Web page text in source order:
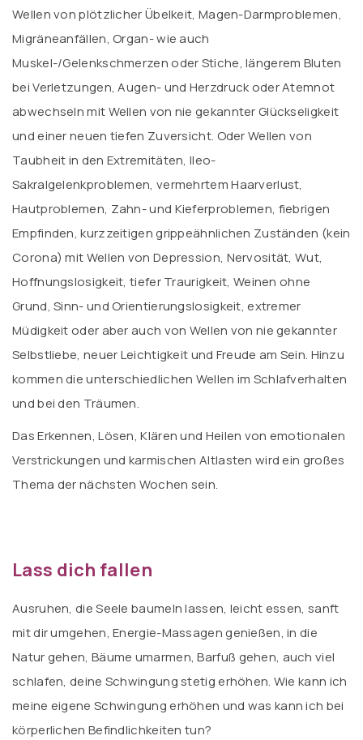
Wellen von plötzlicher Übelkeit, Magen-Darmproblemen,
Migräneanfällen, Organ- wie auch
Muskel-/Gelenkschmerzen oder Stiche, längerem Bluten
bei Verletzungen, Augen- und Herzdruck oder Atemnot
abwechseln mit Wellen von nie gekannter Glückseligkeit
und einer neuen tiefen Zuversicht. Oder Wellen von
Taubheit in den Extremitäten, Ileo-
Sakralgelenkproblemen, vermehrtem Haarverlust,
Hautproblemen, Zahn- und Kieferproblemen, fiebrigen
Empfinden, kurzzeitigen grippeähnlichen Zuständen (kein
Corona) mit Wellen von Depression, Nervosität, Wut,
Hoffnungslosigkeit, tiefer Traurigkeit, Weinen ohne
Grund, Sinn- und Orientierungslosigkeit, extremer
Müdigkeit oder aber auch von Wellen von nie gekannter
Selbstliebe, neuer Leichtigkeit und Freude am Sein. Hinzu
kommen die unterschiedlichen Wellen im Schlafverhalten
und bei den Träumen.
Das Erkennen, Lösen, Klären und Heilen von emotionalen
Verstrickungen und karmischen Altlasten wird ein großes
Thema der nächsten Wochen sein.
Lass dich fallen
Ausruhen, die Seele baumeln lassen, leicht essen, sanft
mit dir umgehen, Energie-Massagen genießen, in die
Natur gehen, Bäume umarmen, Barfuß gehen, auch viel
schlafen, deine Schwingung stetig erhöhen. Wie kann ich
meine eigene Schwingung erhöhen und was kann ich bei
körperlichen Befindlichkeiten tun?